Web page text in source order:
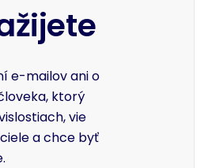
e-mailov ani o
ktorý
vie
a chce byť